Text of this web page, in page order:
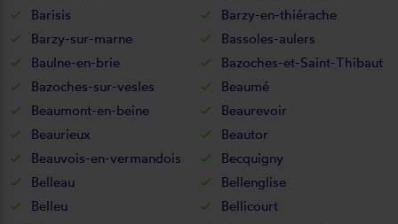
Barisis
Barzy-en-thiérache
Barzy-sur-marne
Bassoles-aulers
Baulne-en-brie
Bazoches-et-Saint-Thibaut
Bazoches-sur-vesles
Beaumé
Beaumont-en-beine
Beaurevoir
Beaurieux
Beautor
Beauvois-en-vermandois
Becquigny
Belleau
Bellenglise
Belleu
Bellicourt